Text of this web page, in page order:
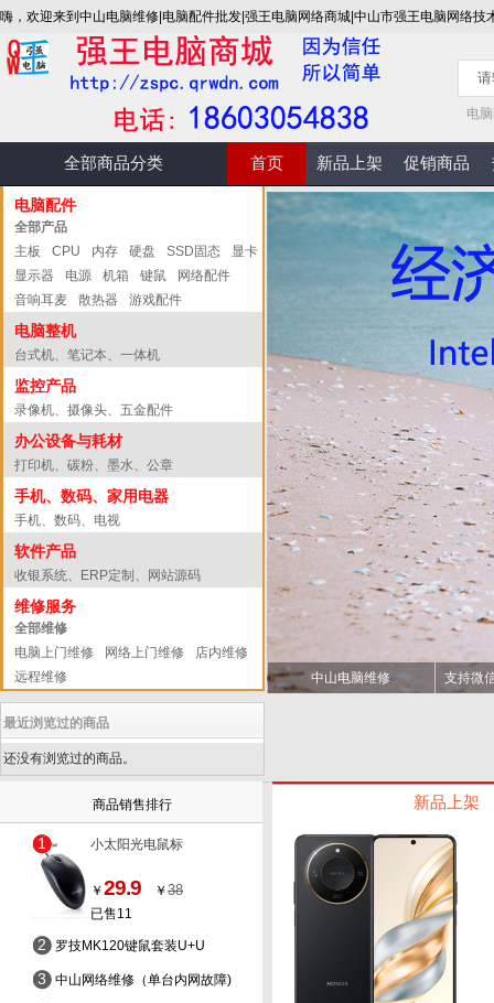
嗨，欢迎来到中山电脑维修|电脑配件批发|强王电脑网络商城|中山市强王电脑网络技
电
全部商品分类 首页 新品上架 促销商品
电脑配件
全部产品
主板
CPU 内存 硬盘 SSD固态
显卡
显示器
电源 机箱 键鼠
网络配件
音响耳麦
散热器 游戏配件
电脑整机
台式机、笔记本、一体机
监控产品
录像机、摄像头、五金配件
办公设备与耗材
打印机、碳粉、墨水、公章
手机、数码、家用电器
手机、数码、电视
软件产品
收银系统、ERP定制、网站源码
维修服务
全部维修
电脑上门维修
网络上门维修
店内维修
远程维修
最近浏览过的商品
还没有浏览过的商品。
中山电脑维修 支持微
商品销售排行
小太阳光电鼠标
￥ 29.9 ￥ 38
已售11
1
2 罗技MK120键鼠套装U+U
3 中山网络维修（单台内网故障)
新品上架